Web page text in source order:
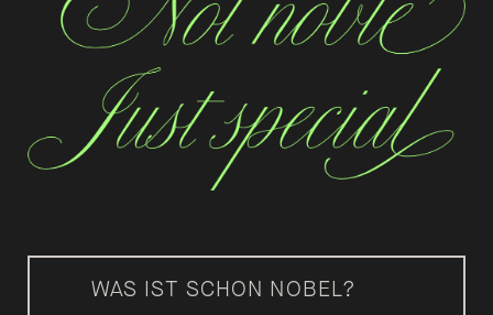
WAS IST SCHON NOBEL?